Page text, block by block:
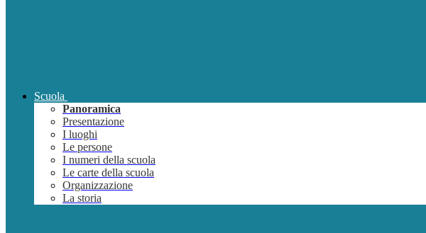
Scuola
Panoramica
Presentazione
I luoghi
Le persone
I numeri della scuola
Le carte della scuola
Organizzazione
La storia